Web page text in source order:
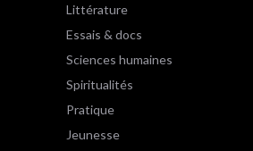
Littérature
Essais & docs
Sciences humaines
Spiritualités
Pratique
Jeunesse